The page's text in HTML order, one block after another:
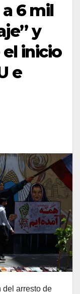
6 mil
y
inicio
e
del arresto de